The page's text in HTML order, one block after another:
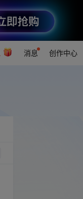
消息 创作中心